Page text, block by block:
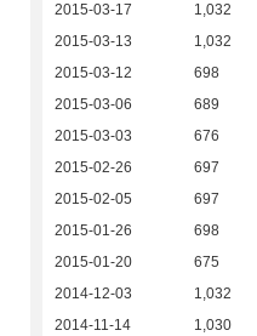
2015-03-17
1,032
2015-03-13
1,032
2015-03-12
698
2015-03-06
689
2015-03-03
676
2015-02-26
697
2015-02-05
697
2015-01-26
698
2015-01-20
675
2014-12-03
1,032
2014-11-14
1,030